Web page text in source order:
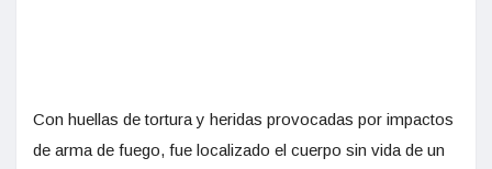
Con huellas de tortura y heridas provocadas por impactos
de arma de fuego, fue localizado el cuerpo sin vida de un